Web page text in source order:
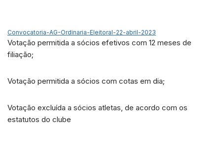
Convocatoria-AG-Ordinaria-Eleitoral-22-abril-2023
Votação permitida a sócios efetivos com 12 meses de
filiação;
Votação permitida a sócios com cotas em dia;
Votação excluída a sócios atletas, de acordo com os
estatutos do clube